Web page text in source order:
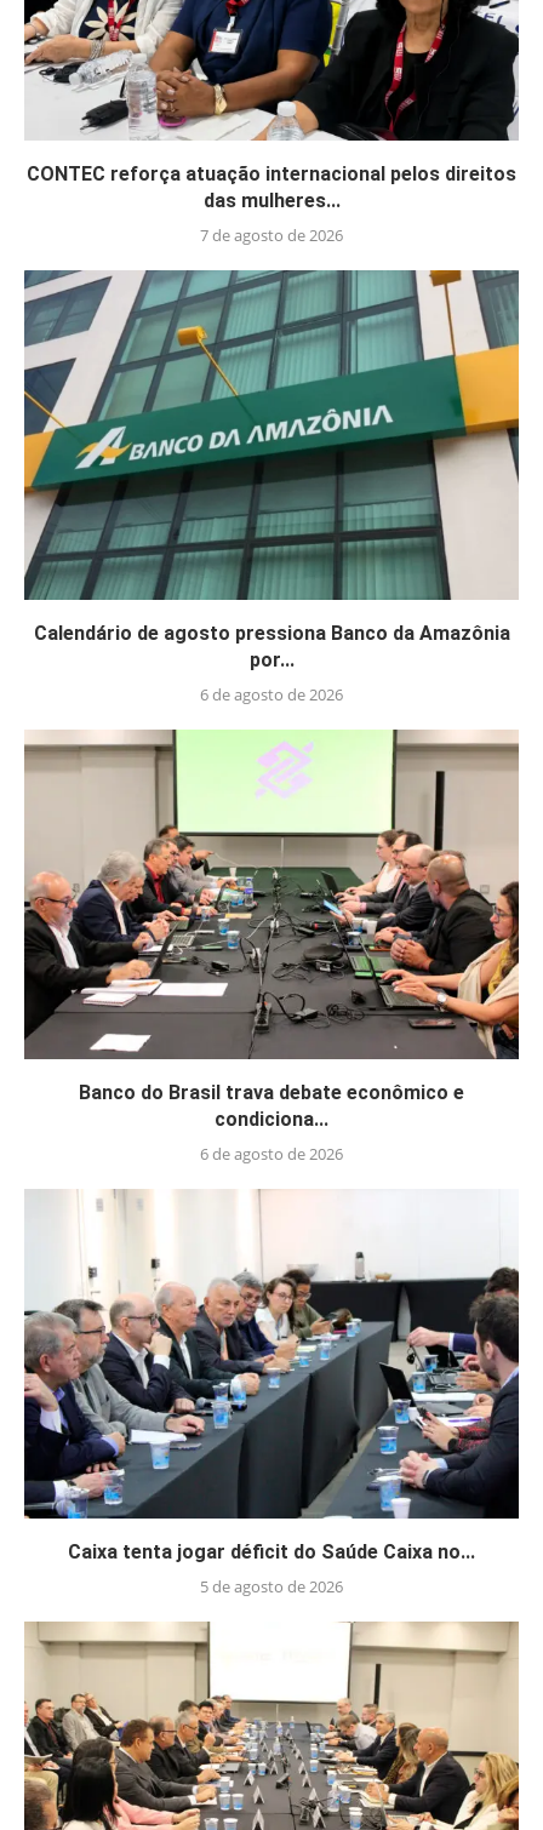
CONTEC reforça atuação internacional pelos direitos
das mulheres...
7 de agosto de 2026
Calendário de agosto pressiona Banco da Amazônia
por...
6 de agosto de 2026
Banco do Brasil trava debate econômico e
condiciona...
6 de agosto de 2026
Caixa tenta jogar déficit do Saúde Caixa no...
5 de agosto de 2026